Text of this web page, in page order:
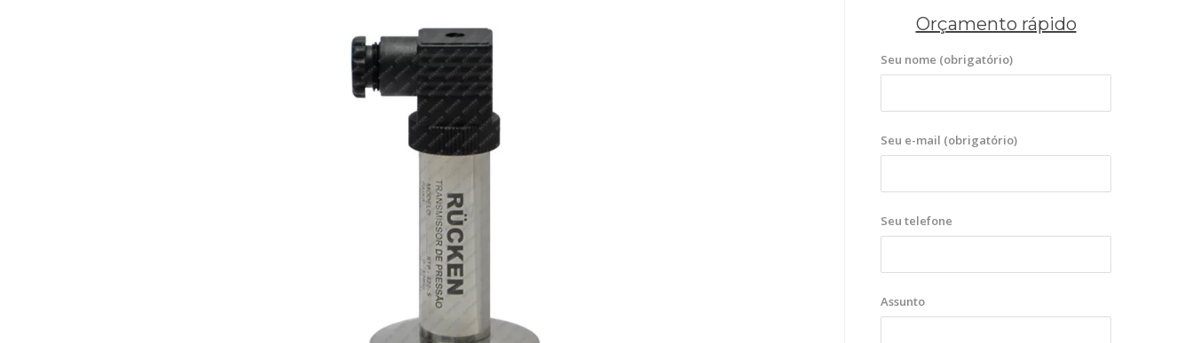
Orçamento rápido
Seu nome (obrigatório)
Seu e-mail (obrigatório)
Seu telefone
Assunto